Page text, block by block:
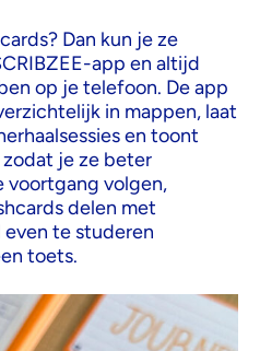
Dan kun je ze
app en altijd
op je telefoon. De app
in mappen, laat
en toont
zodat je ze beter
voortgang volgen,
delen met
even te studeren
toets.